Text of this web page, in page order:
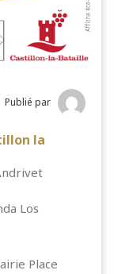
Publié par
la
Los
Place